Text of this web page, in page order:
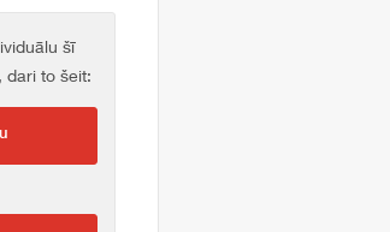
šī
dari to šeit: